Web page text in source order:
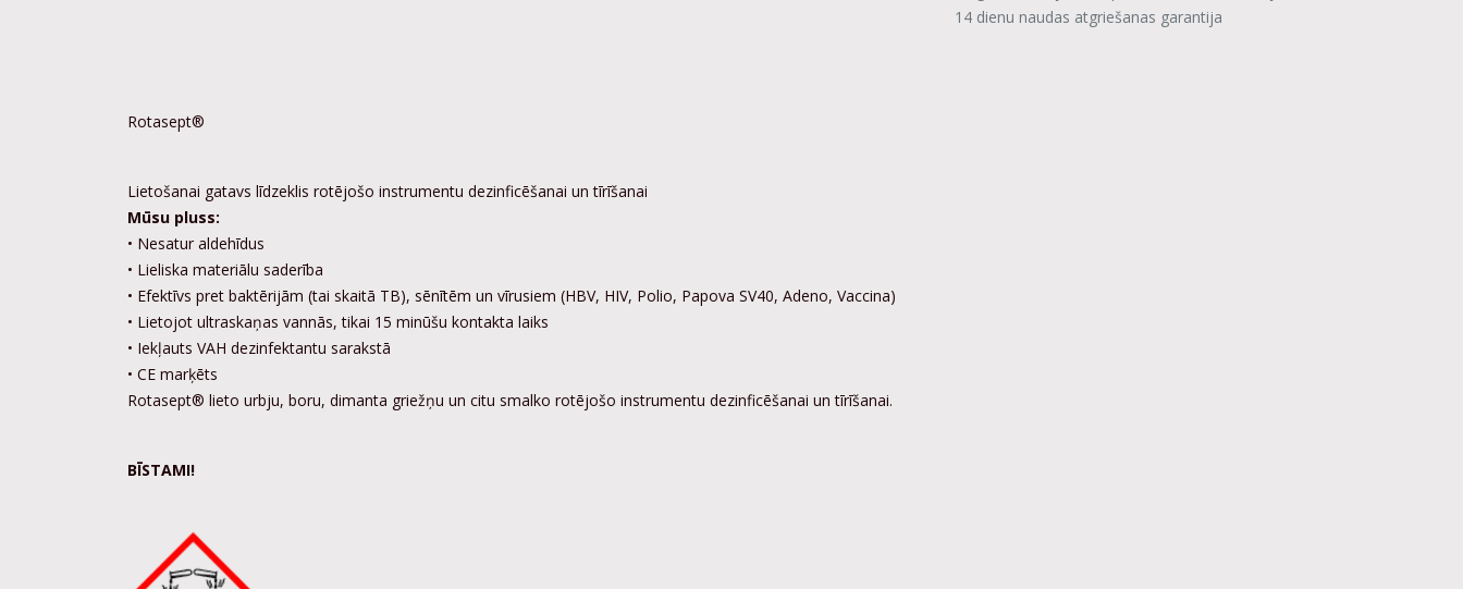
14 dienu naudas atgriešanas garantija
Rotasept®
Lietošanai gatavs līdzeklis rotējošo instrumentu dezinficēšanai un tīrīšanai
Mūsu pluss:
• Nesatur aldehīdus
• Lieliska materiālu saderība
• Efektīvs pret baktērijām (tai skaitā TB), sēnītēm un vīrusiem (HBV, HIV, Polio, Papova SV40, Adeno, Vaccina)
• Lietojot ultraskaņas vannās, tikai 15 minūšu kontakta laiks
• Iekļauts VAH dezinfektantu sarakstā
• CE marķēts
Rotasept® lieto urbju, boru, dimanta griežņu un citu smalko rotējošo instrumentu dezinficēšanai un tīrīšanai.
BĪSTAMI!